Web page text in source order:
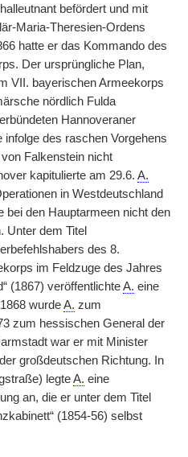
befördert und mit
Maria-Theresien-Ordens
hatte er das Kommando des
Der ursprüngliche Plan,
VII. bayerischen Armeekorps
nördlich Fulda
Hannoveraner
infolge des raschen Vorgehens
Falkenstein nicht
kapitulierte am 29.6. A.
in Westdeutschland
bei den Hauptarmeen nicht den
Unter dem Titel
des 8.
im Feldzuge des Jahres
(1867) veröffentlichteA. eine
wurdeA. zum
zum hessischen General der
war er mit Minister
großdeutschen Richtung. In
legteA. eine
an, die er unter dem Titel
(1854-56) selbst